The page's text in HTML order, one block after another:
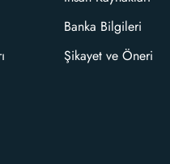
Banka Bilgileri
Şikayet ve Öneri